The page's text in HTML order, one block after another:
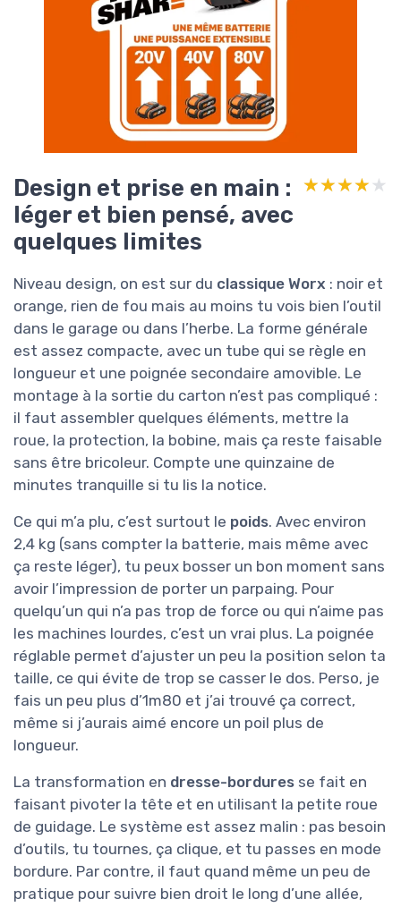
Design et prise en main :
léger et bien pensé, avec
quelques limites
★★★★★
★★★★★
Niveau design, on est sur du classique Worx : noir et
orange, rien de fou mais au moins tu vois bien l’outil
dans le garage ou dans l’herbe. La forme générale
est assez compacte, avec un tube qui se règle en
longueur et une poignée secondaire amovible. Le
montage à la sortie du carton n’est pas compliqué :
il faut assembler quelques éléments, mettre la
roue, la protection, la bobine, mais ça reste faisable
sans être bricoleur. Compte une quinzaine de
minutes tranquille si tu lis la notice.
Ce qui m’a plu, c’est surtout le poids. Avec environ
2,4 kg (sans compter la batterie, mais même avec
ça reste léger), tu peux bosser un bon moment sans
avoir l’impression de porter un parpaing. Pour
quelqu’un qui n’a pas trop de force ou qui n’aime pas
les machines lourdes, c’est un vrai plus. La poignée
réglable permet d’ajuster un peu la position selon ta
taille, ce qui évite de trop se casser le dos. Perso, je
fais un peu plus d’1m80 et j’ai trouvé ça correct,
même si j’aurais aimé encore un poil plus de
longueur.
La transformation en dresse-bordures se fait en
faisant pivoter la tête et en utilisant la petite roue
de guidage. Le système est assez malin : pas besoin
d’outils, tu tournes, ça clique, et tu passes en mode
bordure. Par contre, il faut quand même un peu de
pratique pour suivre bien droit le long d’une allée,